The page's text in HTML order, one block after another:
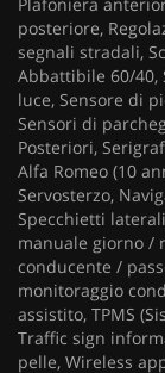
posteriore,
segnali stradali,
Abbattibile 60/40,
luce, Sensore di
Sensori di
Posteriori,
Alfa Romeo (10
Servosterzo,
Specchietti
manuale giorno /
conducente /
monitoraggio
assistito, TPMS
Traffic sign
pelle, Wireless